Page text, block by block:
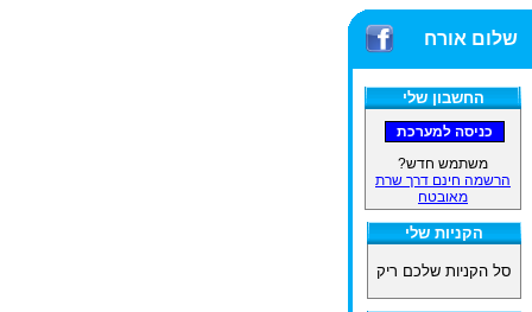
שלום אורח
החשבון שלי
משתמש חדש?
הרשמה חינם דרך שרת
מאובטח
הקניות שלי
סל הקניות שלכם ריק